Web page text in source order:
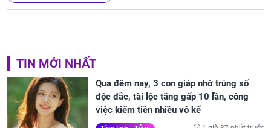
TIN MỚI NHẤT
Qua đêm nay, 3 con giáp nhờ trúng số
độc đắc, tài lộc tăng gấp 10 lần, công
việc kiếm tiền nhiều vô kể